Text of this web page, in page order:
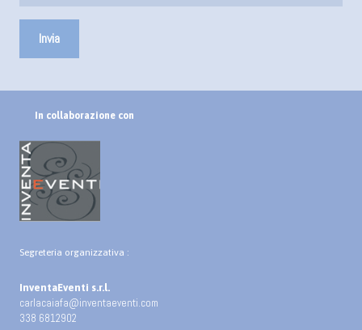
In collaborazione con
Segreteria organizzativa :
InventaEventi s.r.l.
carlacaiafa@inventaeventi.com
338 6812902